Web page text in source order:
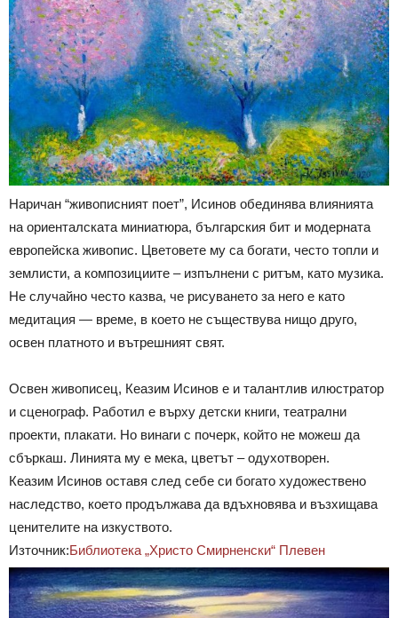
Наричан “живописният поет”, Исинов обединява влиянията
на ориенталската миниатюра, българския бит и модерната
европейска живопис. Цветовете му са богати, често топли и
землисти, а композициите – изпълнени с ритъм, като музика.
Не случайно често казва, че рисуването за него е като
медитация — време, в което не съществува нищо друго,
освен платното и вътрешният свят.
Освен живописец, Кеазим Исинов е и талантлив илюстратор
и сценограф. Работил е върху детски книги, театрални
проекти, плакати. Но винаги с почерк, който не можеш да
сбъркаш. Линията му е мека, цветът – одухотворен.
Кеазим Исинов оставя след себе си богато художествено
наследство, което продължава да вдъхновява и възхищава
ценителите на изкуството.
Източник:Библиотека „Христо Смирненски“ Плевен